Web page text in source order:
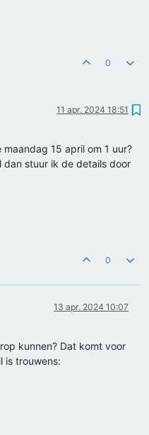
0
11 apr. 2024 18:51
maandag 15 april om 1 uur?
dan stuur ik de details door
0
13 apr. 2024 10:07
kunnen? Dat komt voor
is trouwens: